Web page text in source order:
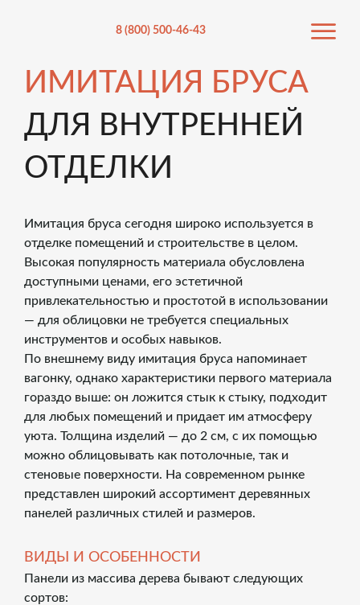
8 (800) 500-46-43
ИМИТАЦИЯ БРУСА
ДЛЯ ВНУТРЕННЕЙ
ОТДЕЛКИ
Имитация бруса сегодня широко используется в
отделке помещений и строительстве в целом.
Высокая популярность материала обусловлена
доступными ценами, его эстетичной
привлекательностью и простотой в использовании
— для облицовки не требуется специальных
инструментов и особых навыков.
По внешнему виду имитация бруса напоминает
вагонку, однако характеристики первого материала
гораздо выше: он ложится стык к стыку, подходит
для любых помещений и придает им атмосферу
уюта. Толщина изделий — до 2 см, с их помощью
можно облицовывать как потолочные, так и
стеновые поверхности. На современном рынке
представлен широкий ассортимент деревянных
панелей различных стилей и размеров.
ВИДЫ И ОСОБЕННОСТИ
Панели из массива дерева бывают следующих
сортов: